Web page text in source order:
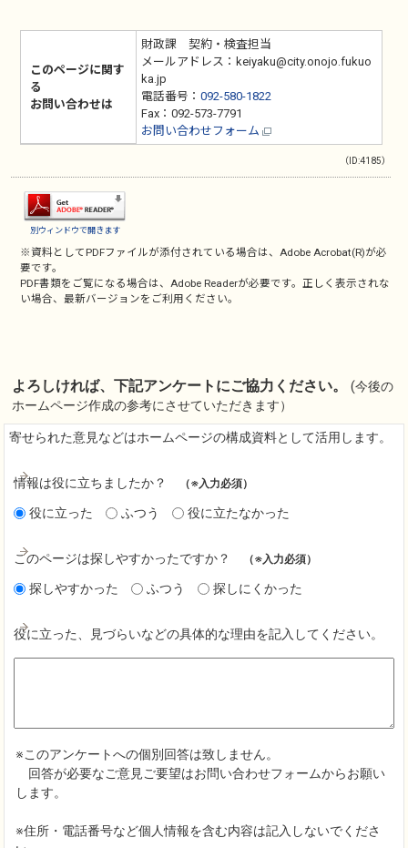
このページに関す
る
お問い合わせは
財政課 契約・検査担当
メールアドレス：keiyaku@city.onojo.fukuo
ka.jp
電話番号： 092-580-1822
Fax：092-573-7791
お問い合わせフォーム
（ID:4185）
別ウィンドウで開きます
※資料としてPDFファイルが添付されている場合は、Adobe Acrobat(R)が必
要です。
PDF書類をご覧になる場合は、Adobe Readerが必要です。正しく表示されな
い場合、最新バージョンをご利用ください。